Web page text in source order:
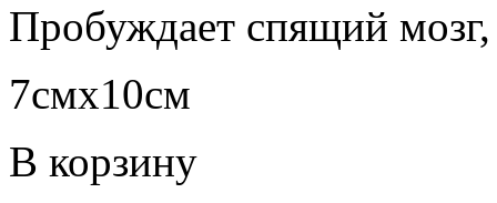
Пробуждает спящий
7смх10см
В корзину